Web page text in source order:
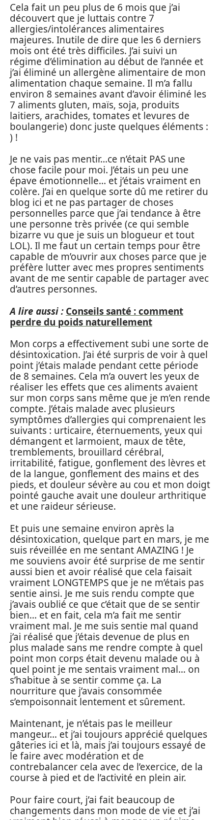
Cela fait un peu plus de 6 mois que j’ai
découvert que je luttais contre 7
allergies/intolérances alimentaires
majeures. Inutile de dire que les 6 derniers
mois ont été très difficiles. J’ai suivi un
régime d’élimination au début de l’année et
j’ai éliminé un allergène alimentaire de mon
alimentation chaque semaine. Il m’a fallu
environ 8 semaines avant d’avoir éliminé les
7 aliments gluten, maïs, soja, produits
laitiers, arachides, tomates et levures de
boulangerie) donc juste quelques éléments :
) !
Je ne vais pas mentir…ce n’était PAS une
chose facile pour moi. J’étais un peu une
épave émotionnelle… et j’étais vraiment en
colère. J’ai en quelque sorte dû me retirer du
blog ici et ne pas partager de choses
personnelles parce que j’ai tendance à être
une personne très privée (ce qui semble
bizarre vu que je suis un blogueur et tout
LOL). Il me faut un certain temps pour être
capable de m’ouvrir aux choses parce que je
préfère lutter avec mes propres sentiments
avant de me sentir capable de partager avec
d’autres personnes.
A lire aussi : Conseils santé : comment
perdre du poids naturellement
Mon corps a effectivement subi une sorte de
désintoxication. J’ai été surpris de voir à quel
point j’étais malade pendant cette période
de 8 semaines. Cela m’a ouvert les yeux de
réaliser les effets que ces aliments avaient
sur mon corps sans même que je m’en rende
compte. J’étais malade avec plusieurs
symptômes d’allergies qui comprenaient les
suivants : urticaire, éternuements, yeux qui
démangent et larmoient, maux de tête,
tremblements, brouillard cérébral,
irritabilité, fatigue, gonflement des lèvres et
de la langue, gonflement des mains et des
pieds, et douleur sévère au cou et mon doigt
pointé gauche avait une douleur arthritique
et une raideur sérieuse.
Et puis une semaine environ après la
désintoxication, quelque part en mars, je me
suis réveillée en me sentant AMAZING ! Je
me souviens avoir été surprise de me sentir
aussi bien et avoir réalisé que cela faisait
vraiment LONGTEMPS que je ne m’étais pas
sentie ainsi. Je me suis rendu compte que
j’avais oublié ce que c’était que de se sentir
bien… et en fait, cela m’a fait me sentir
vraiment mal. Je me suis sentie mal quand
j’ai réalisé que j’étais devenue de plus en
plus malade sans me rendre compte à quel
point mon corps était devenu malade ou à
quel point je me sentais vraiment mal… on
s’habitue à se sentir comme ça. La
nourriture que j’avais consommée
s’empoisonnait lentement et sûrement.
Maintenant, je n’étais pas le meilleur
mangeur… et j’ai toujours apprécié quelques
gâteries ici et là, mais j’ai toujours essayé de
le faire avec modération et de
contrebalancer cela avec de l’exercice, de la
course à pied et de l’activité en plein air.
Pour faire court, j’ai fait beaucoup de
changements dans mon mode de vie et j’ai